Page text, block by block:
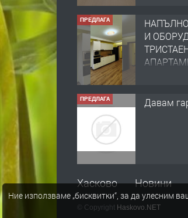
ПРЕДЛАГА
И
ПРЕДЛАГА Давам
№4120
под наем
Хасково Новини
© Copyright Haskovo.NET
Ние използваме „бисквитки“, за да улесним